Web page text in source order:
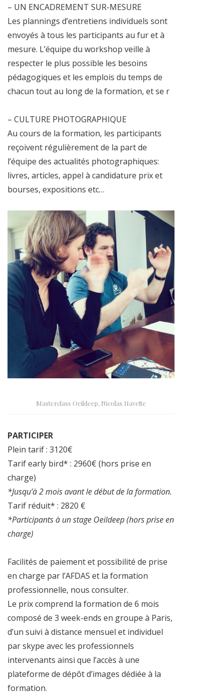
– UN ENCADREMENT SUR-MESURE
Les plannings d’entretiens individuels sont
envoyés à tous les participants au fur et à
mesure. L’équipe du workshop veille à
respecter le plus possible les besoins
pédagogiques et les emplois du temps de
chacun tout au long de la formation, et se r
– CULTURE PHOTOGRAPHIQUE
Au cours de la formation, les participants
reçoivent régulièrement de la part de
l’équipe des actualités photographiques:
livres, articles, appel à candidature prix et
bourses, expositions etc…
Masterclass Oeildeep, Nicolas Havette
PARTICIPER
Plein tarif : 3120€
Tarif early bird* : 2960€ (hors prise en
charge)
*Jusqu’à 2 mois avant le début de la formation.
Tarif réduit* : 2820 €
*Participants à un stage Oeildeep (hors prise en
charge)
Facilités de paiement et possibilité de prise
en charge par l’AFDAS et la formation
professionnelle, nous consulter.
Le prix comprend la formation de 6 mois
composé de 3 week-ends en groupe à Paris,
d’un suivi à distance mensuel et individuel
par skype avec les professionnels
intervenants ainsi que l’accès à une
plateforme de dépôt d’images dédiée à la
formation.